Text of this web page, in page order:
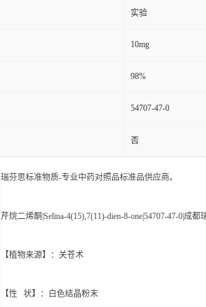
实验
10mg
98%
54707-47-0
否
瑞芬思标准物质-专业中药对照品标准品供应商。
芹烷二烯酮|Selina-4(15),7(11)-dien-8-one|54707-47-0|成
【植物来源】：关苍术
【性 状】：白色结晶粉末